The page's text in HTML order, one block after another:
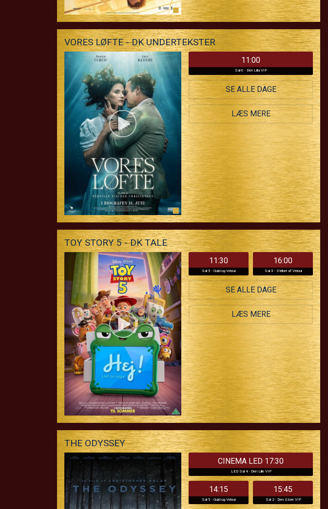
VORES LØFTE - DK UNDERTEKSTER
Sal 6 - Den Lilla VIP
11:00
SE ALLE DAGE
LÆS MERE
TOY STORY 5 - DK TALE
Sal 5 - Guld og Velour
11:30
Sal 3 - Striber af Velour
16:00
SE ALLE DAGE
LÆS MERE
THE ODYSSEY
LED Sal 4 - Den Lille VIP
CINEMA LED 17:30
Sal 5 - Guld og Velour
14:15
Sal 2 - Den Store VIP
15:45